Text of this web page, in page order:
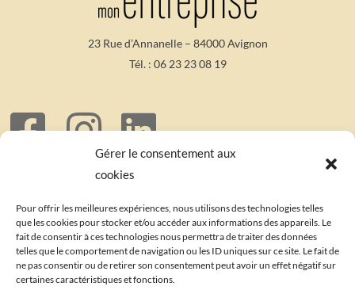
Gérer le consentement aux
cookies
Pour offrir les meilleures expériences, nous utilisons des technologies telles
que les cookies pour stocker et/ou accéder aux informations des appareils. Le
fait de consentir à ces technologies nous permettra de traiter des données
telles que le comportement de navigation ou les ID uniques sur ce site. Le fait de
ne pas consentir ou de retirer son consentement peut avoir un effet négatif sur
certaines caractéristiques et fonctions.
23 Rue d’Annanelle – 84000 Avignon
Tél. : 06 23 23 08 19
Copyright Shake Mon Entreprise 2023 – Shake Mon Entreprise est une marque
Inscrivez-vous à la Newsletter
Votre e-mail